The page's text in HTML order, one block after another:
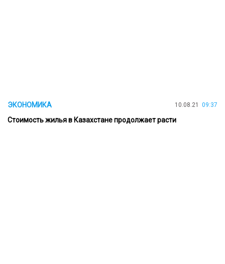
ЭКОНОМИКА 10.08.21 09:37
Стоимость жилья в Казахстане продолжает расти